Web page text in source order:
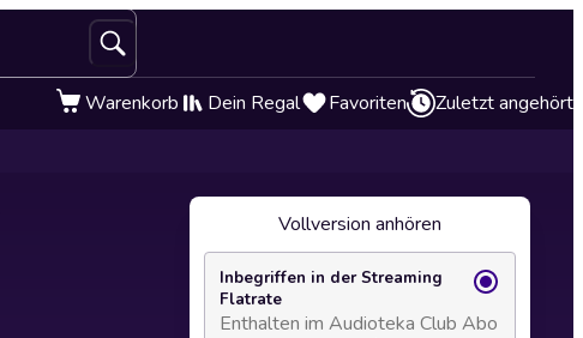
Warenkorb Dein Regal Favoriten Zuletzt angehört
Vollversion anhören
Inbegriffen in der Streaming
Flatrate
Enthalten im Audioteka Club Abo